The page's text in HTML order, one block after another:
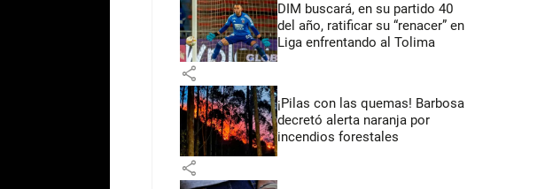
DIM buscará, en su partido 40
del año, ratificar su “renacer” en
Liga enfrentando al Tolima
share
¡Pilas con las quemas! Barbosa
decretó alerta naranja por
incendios forestales
share